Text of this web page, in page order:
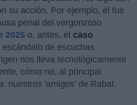
su acción. Por ejemplo, él fue
penal del vergonzoso
2025 o, antes, el caso
escándalo de escuchas
nos lleva tecnológicamente
cómo no, al principal
nuestros 'amigos' de Rabat.